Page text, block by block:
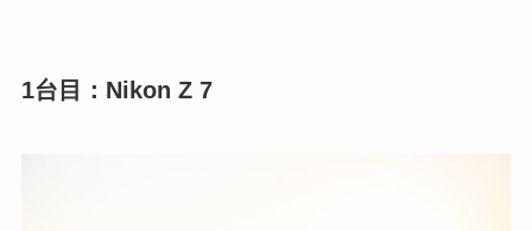
1台目：Nikon Z 7